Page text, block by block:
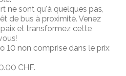
ne sont qu'à quelques pas,
de bus à proximité. Venez
et transformez cette
10 non comprise dans le prix
CHF.